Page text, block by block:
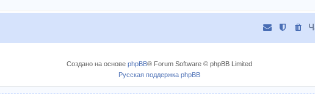
Создано на основеphpBB® Forum Software © phpBB Limited
Русская поддержка phpBB